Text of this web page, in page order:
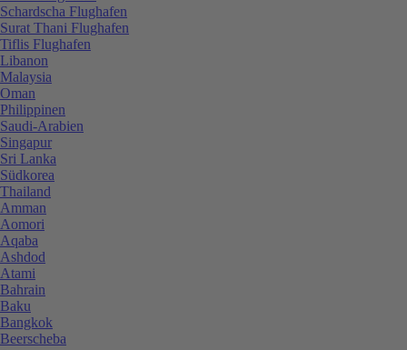
Schardscha Flughafen
Surat Thani Flughafen
Tiflis Flughafen
Libanon
Malaysia
Oman
Philippinen
Saudi-Arabien
Singapur
Sri Lanka
Südkorea
Thailand
Amman
Aomori
Aqaba
Ashdod
Atami
Bahrain
Baku
Bangkok
Beerscheba